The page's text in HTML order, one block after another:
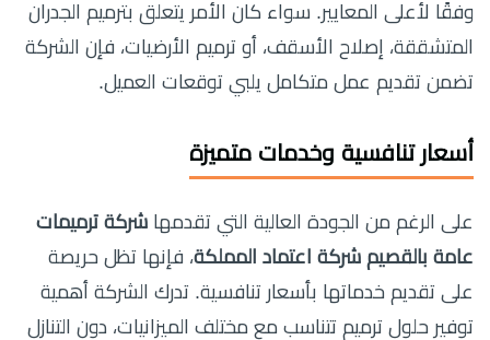
وفقًا لأعلى المعايير. سواء كان الأمر يتعلق بترميم الجدران
المتشققة، إصلاح الأسقف، أو ترميم الأرضيات، فإن الشركة
تضمن تقديم عمل متكامل يلبي توقعات العميل.
أسعار تنافسية وخدمات متميزة
على الرغم من الجودة العالية التي تقدمها شركة ترميمات
عامة بالقصيم شركة اعتماد المملكة، فإنها تظل حريصة
على تقديم خدماتها بأسعار تنافسية. تدرك الشركة أهمية
توفير حلول ترميم تتناسب مع مختلف الميزانيات، دون التنازل